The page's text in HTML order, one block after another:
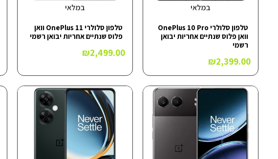
במלאי
טלפון סלולרי OnePlus 10 Pro
וואן פלוס שנתיים אחריות יבואן
רשמי
₪2,399.00
במלאי
טלפון סלולרי OnePlus 11 וואן
פלוס שנתיים אחריות יבואן רשמי
₪2,499.00